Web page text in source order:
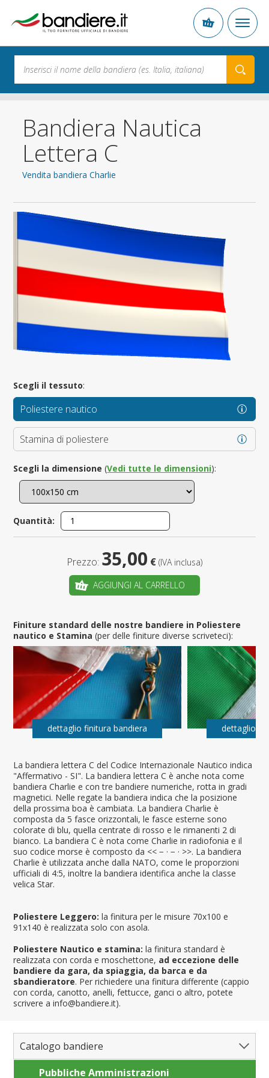
Bandiera Nautica
Lettera C
Vendita bandiera Charlie
La bandiera lettera C del Codice Internazionale Nautico indica
"Affermativo - SI". La bandiera lettera C è anche nota come
bandiera Charlie e con tre bandiere numeriche, rotta in gradi
magnetici. Nelle regate la bandiera indica che la posizione
della prossima boa è cambiata. La bandiera Charlie è
composta da 5 fasce orizzontali, le fasce esterne sono
colorate di blu, quella centrate di rosso e le rimanenti 2 di
bianco. La bandiera C è nota come Charlie in radiofonia e il
suo codice morse è composto da << − · − · >>. La bandiera
Charlie è utilizzata anche dalla NATO, come le proporzioni
ufficiali di 4:5, inoltre la bandiera identifica anche la classe
velica Star.
Poliestere Leggero: la finitura per le misure 70x100 e
91x140 è realizzata solo con asola.
Poliestere Nautico e stamina: la finitura standard è
realizzata con corda e moschettone, ad eccezione delle
bandiere da gara, da spiaggia, da barca e da
sbandieratore. Per richiedere una finitura differente (cappio
con corda, canotto, anelli, fettucce, ganci o altro, potete
scrivere a info@bandiere.it).
Scegli il tessuto:
Poliestere nautico
Stamina di poliestere
Scegli la dimensione (Vedi tutte le dimensioni):
Quantità:
Prezzo: 35,00 € (IVA inclusa)
AGGIUNGI AL CARRELLO
Finiture standard delle nostre bandiere in Poliestere
nautico e Stamina(per delle finiture diverse scriveteci):
dettaglio finitura bandiera dettaglio
Catalogo bandiere
Bandiere del Mondo
Pubbliche Amministrazioni